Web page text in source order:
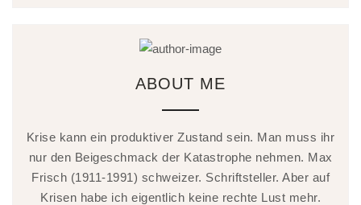
ABOUT ME
Krise kann ein produktiver Zustand sein. Man muss ihr
nur den Beigeschmack der Katastrophe nehmen. Max
Frisch (1911-1991) schweizer. Schriftsteller. Aber auf
Krisen habe ich eigentlich keine rechte Lust mehr.